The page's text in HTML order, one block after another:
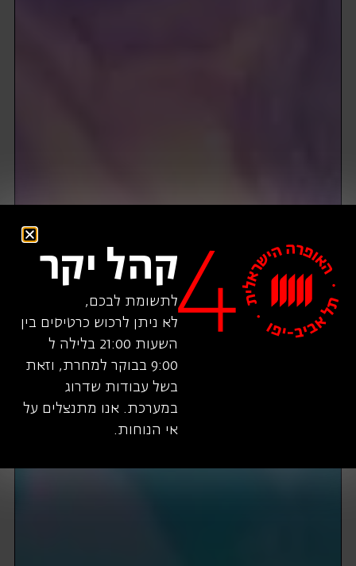
קהל יקר
לתשומת לבכם,
לא ניתן לרכוש כרטיסים בין
השעות 21:00 בלילה ל
9:00 בבוקר למחרת, וזאת
בשל עבודות שדרוג
במערכת. אנו מתנצלים על
אי הנוחות.